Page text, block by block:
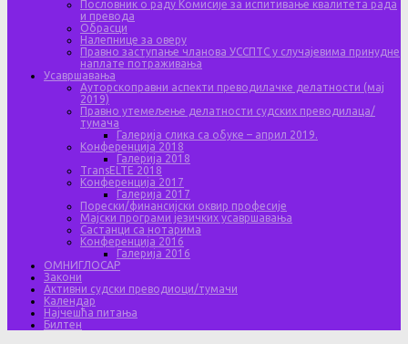
Пословник о раду Комисије за испитивање квалитета рада
и превода
Обрасци
Налепнице за оверу
Правно заступање чланова УССПТС у случајевима принудне
наплате потраживања
Усавршавања
Ауторскоправни аспекти преводилачке делатности (мај
2019)
Правно утемељење делатности судских преводилаца/
тумача
Галерија слика са обуке – април 2019.
Конференција 2018
Галерија 2018
TransELTE 2018
Конференција 2017
Галерија 2017
Порески/финансијски оквир професије
Мајски програми језичких усавршавања
Састанци са нотарима
Конференција 2016
Галерија 2016
ОМНИГЛОСАР
Закони
Активни судски преводиоци/тумачи
Календар
Најчешћа питања
Билтен